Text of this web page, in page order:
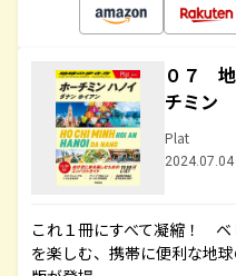
０７
チミン
Plat
2024.07.04
これ１冊にすべて凝縮！ ベ
を楽しむ、携帯に便利な地